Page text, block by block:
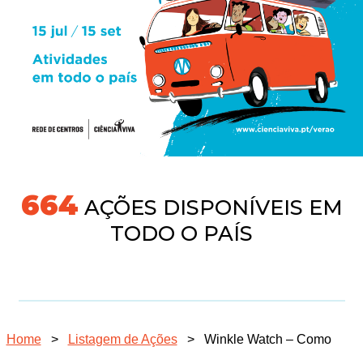
718AÇÕES DISPONÍVEIS EM
TODO O PAÍS
Home > Listagem de Ações >
Winkle Watch – Como